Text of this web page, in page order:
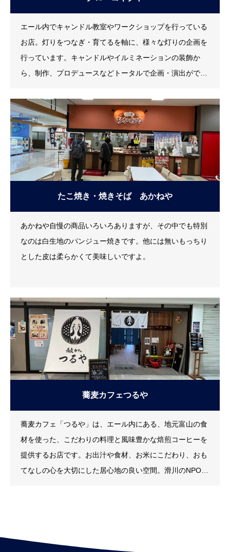
エール内でキャンドル教室やワークショップを行っている
お店。灯りをつなぎ・育てるを軸に、様々な灯りの企画を
行っています。キャンドルやイルミネーションの装飾か
ら、制作、プロデュースなどトータルで企画・演出ができ
たこ焼き・焼きそば あかねや
あかねや自慢の商品いろいろありますが、その中でも特別
なのは白生地のパンジュー焼きです。他には無いもっちり
とした皮は柔らかくて美味しいですよ。
蕎麦カフェつるや
蕎麦カフェ「つるや」は、エール内にある、地元富山の食
材を使った、こだわりの料理と風味豊かな焙煎コーヒーを
提供するお店です。お出汁や食材、お米にこだわり、おも
てなしの心を大切にした居心地の良い空間。滑川のNPO法